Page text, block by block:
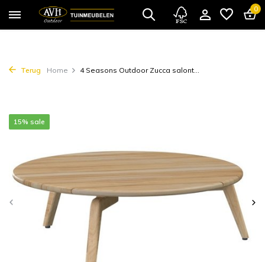
0
Terug Home 4 Seasons Outdoor Zucca salont...
15% sale